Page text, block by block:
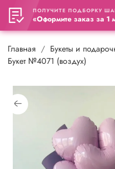
Главная
Букеты и
Букет №4071 (воздух)
«Оформите заказ за 1